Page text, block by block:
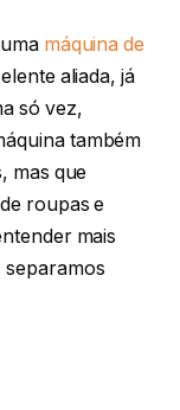
máquina de
aliada, já
só vez,
também
mas que
roupas e
mais